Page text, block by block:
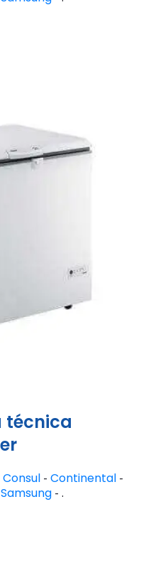
técnica
Consul - Continental -
Samsung- .